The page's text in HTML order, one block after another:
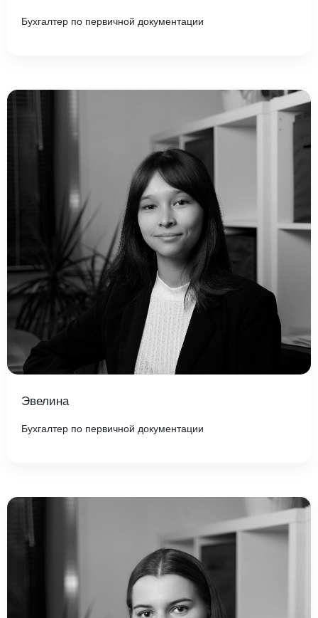
Бухгалтер по первичной документации
Эвелина
Бухгалтер по первичной документации
Введите ваш номер телефона и мы вам
перезвоним!
Нажимая кнопку отправить я
Принимаю
Политику конфиденциальности
Даю
Согласие на обработку персональных данных